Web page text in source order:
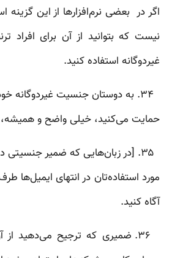
اگر در بعضی نرم‌افزار‌ها از این گزینه
نیست که بتوانید از آن برای افراد
غیردوگانه استفاده کنید.
۳۴. به دوستان جنسیت غیردوگانه‌
حمایت ‌می‌کنید، خیلی واضح و همیشه،
۳۵. [در زبان‌هایی که ضمیر جنسیتی
مورد استفاده‌تان در انتهای ایمیل‌ها
آگاه کنید.
۳۶. ضمیری که ترجیح می‌دهید از